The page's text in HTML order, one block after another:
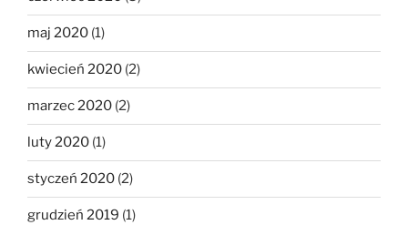
maj 2020 (1)
kwiecień 2020 (2)
marzec 2020 (2)
luty 2020 (1)
styczeń 2020 (2)
grudzień 2019 (1)